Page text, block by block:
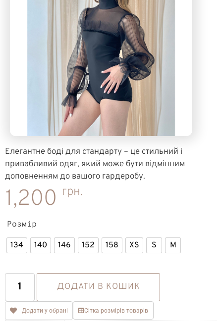
Елегантне боді для стандарту – це стильний і
привабливий одяг, який може бути відмінним
доповненням до вашого гардеробу.
1,200 грн.
Розмір
134 140 146 152 158 XS S M
ДОДАТИ В КОШИК
Додати у обрані Сітка розмірів товарів